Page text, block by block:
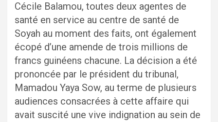
Cécile Balamou, toutes deux agentes de
santé en service au centre de santé de
Soyah au moment des faits, ont également
écopé d’une amende de trois millions de
francs guinéens chacune. La décision a été
prononcée par le président du tribunal,
Mamadou Yaya Sow, au terme de plusieurs
audiences consacrées à cette affaire qui
avait suscité une vive indignation au sein de